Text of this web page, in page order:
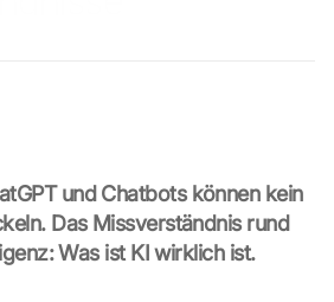
und Chatbots können kein
Das Missverständnis rund
Was ist KI wirklich ist.